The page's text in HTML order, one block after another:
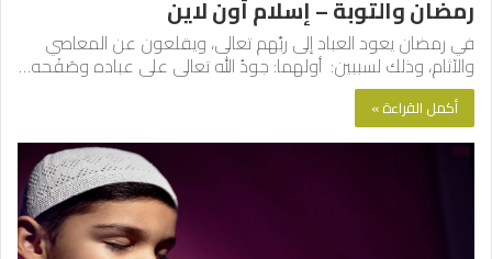
رمضان والتوبة – إسلام أون لاين
في رمضان يعود العباد إلى ربِّهم تعالى، ويقلعون عن المعاصي
والآثام، وذلك لسببين: أولهما: جودُ الله تعالى على عباده وصَفْحه…
أكمل القراءة »